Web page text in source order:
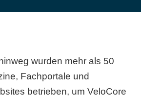
wurden mehr als 50
Fachportale und
betrieben, um VeloCore